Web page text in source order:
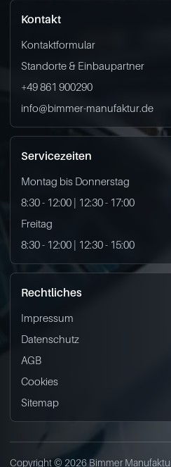
Kontakt
Kontaktformular
Standorte & Einbaupartner
+49 861 900290
info@bimmer-manufaktur.de
Servicezeiten
Montag bis Donnerstag
8:30 - 12:00 | 12:30 - 17:00
Freitag
8:30 - 12:00 | 12:30 - 15:00
Rechtliches
Impressum
Datenschutz
AGB
Cookies
Sitemap
Copyright © 2026 Bimmer